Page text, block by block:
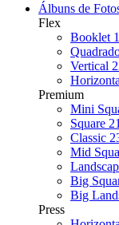
Álbuns de
Flex
Booklet
Vertical
Premium
Mini
Square
Classic
Mid
Big
Big
Press